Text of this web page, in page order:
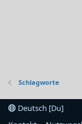
Schlagworte
Deutsch [Du]